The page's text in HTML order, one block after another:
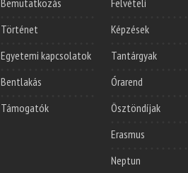
Bemutatkozás
Történet
Egyetemi kapcsolatok
Bentlakás
Támogatók
Felvételi
Képzések
Tantárgyak
Órarend
Ösztöndíjak
Erasmus
Neptun